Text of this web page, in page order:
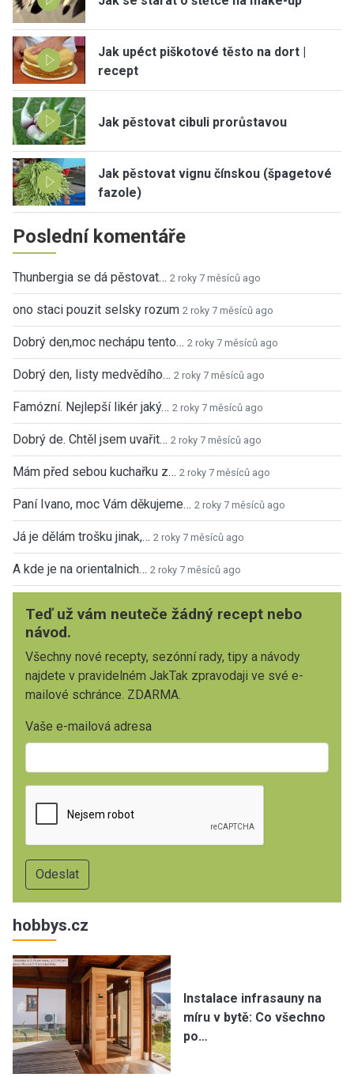
Jak upéct piškotové těsto na dort |
recept
Jak pěstovat cibuli prorůstavou
Jak pěstovat vignu čínskou (špagetové
fazole)
Poslední komentáře
Thunbergia se dá pěstovat… 2 roky 7 měsíců ago
ono staci pouzit selsky rozum 2 roky 7 měsíců ago
Dobrý den,moc nechápu tento… 2 roky 7 měsíců ago
Dobrý den, listy medvědího… 2 roky 7 měsíců ago
Famózní. Nejlepší likér jaký… 2 roky 7 měsíců ago
Dobrý de. Chtěl jsem uvařit… 2 roky 7 měsíců ago
Mám před sebou kuchařku z… 2 roky 7 měsíců ago
Paní Ivano, moc Vám děkujeme… 2 roky 7 měsíců ago
Já je dělám trošku jinak,… 2 roky 7 měsíců ago
A kde je na orientalnich… 2 roky 7 měsíců ago
Teď už vám neuteče žádný recept nebo
návod.
Všechny nové recepty, sezónní rady, tipy a návody
najdete v pravidelném JakTak zpravodaji ve své e-
mailové schránce. ZDARMA.
Vaše e-mailová adresa
hobbys.cz
Instalace infrasauny na
míru v bytě: Co všechno
po…